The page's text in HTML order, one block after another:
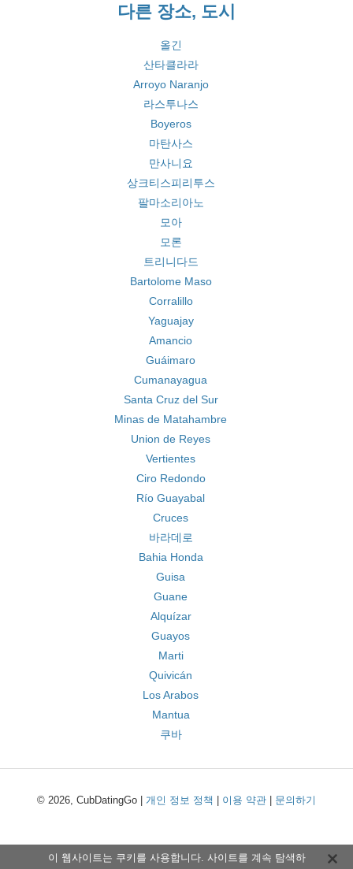
다른 장소, 도시
올긴
산타클라라
Arroyo Naranjo
라스투나스
Boyeros
마탄사스
만사니요
상크티스피리투스
팔마소리아노
모아
모론
트리니다드
Bartolome Maso
Corralillo
Yaguajay
Amancio
Guáimaro
Cumanayagua
Santa Cruz del Sur
Minas de Matahambre
Union de Reyes
Vertientes
Ciro Redondo
Río Guayabal
Cruces
바라데로
Bahia Honda
Guisa
Guane
Alquízar
Guayos
Marti
Quivicán
Los Arabos
Mantua
쿠바
© 2026, CubDatingGo | 개인 정보 정책 이용 약관 문의하기
이 웹사이트는 쿠키를 사용합니다. 사이트를 계속 탐색하